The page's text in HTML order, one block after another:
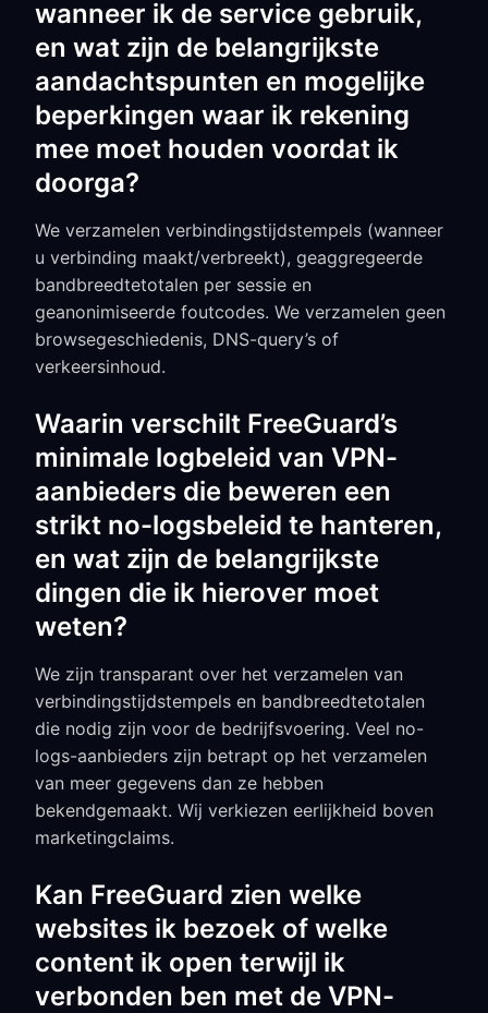
wanneer ik de service gebruik,
en wat zijn de belangrijkste
aandachtspunten en mogelijke
beperkingen waar ik rekening
mee moet houden voordat ik
doorga?
We verzamelen verbindingstijdstempels (wanneer
u verbinding maakt/verbreekt), geaggregeerde
bandbreedtetotalen per sessie en
geanonimiseerde foutcodes. We verzamelen geen
browsegeschiedenis, DNS-query’s of
verkeersinhoud.
Waarin verschilt FreeGuard’s
minimale logbeleid van VPN-
aanbieders die beweren een
strikt no-logsbeleid te hanteren,
en wat zijn de belangrijkste
dingen die ik hierover moet
weten?
We zijn transparant over het verzamelen van
verbindingstijdstempels en bandbreedtetotalen
die nodig zijn voor de bedrijfsvoering. Veel no-
logs-aanbieders zijn betrapt op het verzamelen
van meer gegevens dan ze hebben
bekendgemaakt. Wij verkiezen eerlijkheid boven
marketingclaims.
Kan FreeGuard zien welke
websites ik bezoek of welke
content ik open terwijl ik
verbonden ben met de VPN-